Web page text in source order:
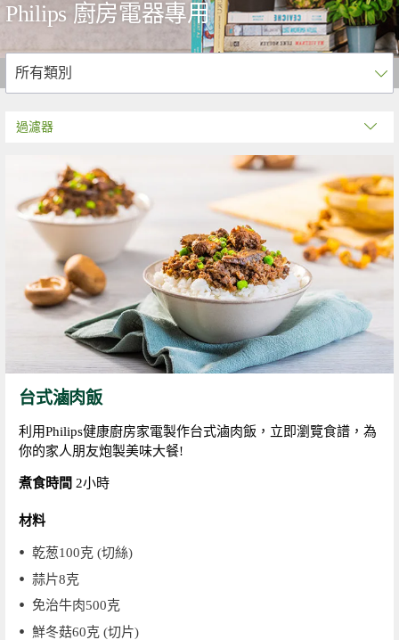
Philips 廚房電器專用
過濾器
台式滷肉飯
利用Philips健康廚房家電製作台式滷肉飯，立即瀏覽食譜，為
你的家人朋友炮製美味大餐!
煮食時間 2小時
材料
乾葱100克 (切絲)
蒜片8克
免治牛肉500克
鮮冬菇60克 (切片)